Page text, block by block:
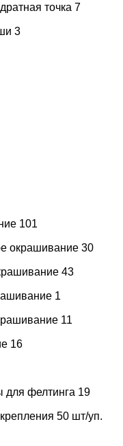
точка 7
3
101
окрашивание 30
43
1
11
16
фелтинга 19
50 шт/уп.